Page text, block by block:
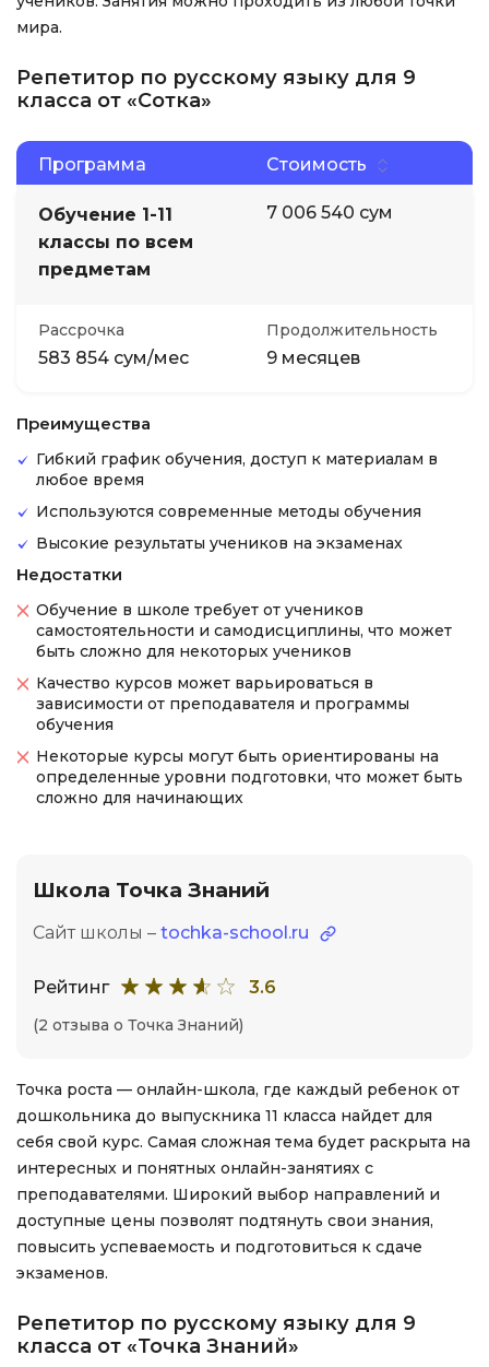
мира.
Репетитор по русскому языку для 9
класса от «Сотка»
Программа Стоимость
Обучение 1-11
классы по всем
предметам
7 006 540 сум
Рассрочка
583 854 сум/мес
Продолжительность
9 месяцев
Преимущества
Гибкий график обучения, доступ к материалам в
любое время
Используются современные методы обучения
Высокие результаты учеников на экзаменах
Недостатки
Обучение в школе требует от учеников
самостоятельности и самодисциплины, что может
быть сложно для некоторых учеников
Качество курсов может варьироваться в
зависимости от преподавателя и программы
обучения
Некоторые курсы могут быть ориентированы на
определенные уровни подготовки, что может быть
сложно для начинающих
Школа Точка Знаний
Сайт школы – tochka-school.ru
Рейтинг 3.6
(2 отзыва о Точка Знаний)
Точка роста — онлайн-школа, где каждый ребенок от
дошкольника до выпускника 11 класса найдет для
себя свой курс. Самая сложная тема будет раскрыта на
интересных и понятных онлайн-занятиях с
преподавателями. Широкий выбор направлений и
доступные цены позволят подтянуть свои знания,
повысить успеваемость и подготовиться к сдаче
экзаменов.
Репетитор по русскому языку для 9
класса от «Точка Знаний»